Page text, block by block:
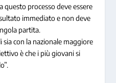
questo processo deve essere
immediato e non deve
partita.
con la nazionale maggiore
è che i più giovani si